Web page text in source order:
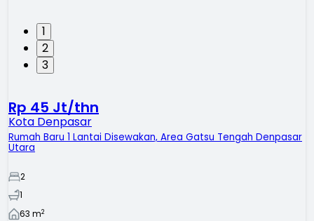
1
2
3
Rp 45 Jt/thn
Kota Denpasar
Rumah Baru 1 Lantai Disewakan, Area Gatsu Tengah Denpasar
Utara
2
1
63 m2